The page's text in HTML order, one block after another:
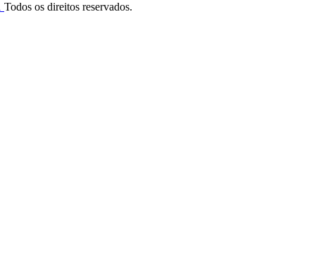
Todos os direitos reservados.